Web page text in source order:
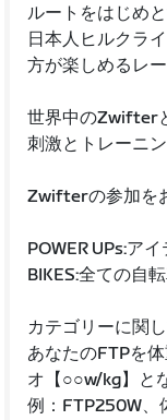
ルートをはじめ
日本人ヒルクラ
方が楽しめるレ
世界中のZwifter
刺激とトレーニ
Zwifterの参加を
POWER UPs:ア
BIKES:全ての自
カテゴリーに関
あなたのFTPを
オ【○○w/kg】と
例：FTP250W、